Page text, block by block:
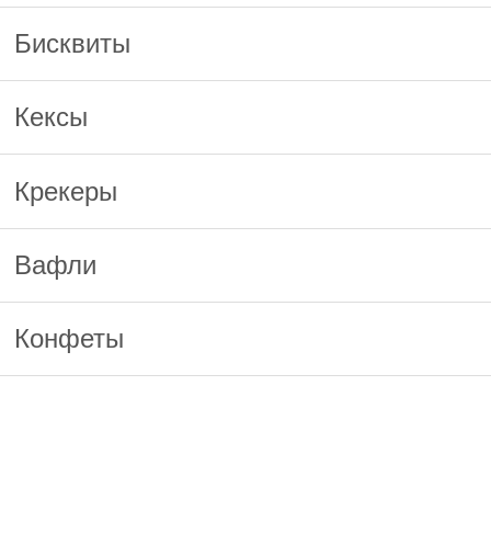
Бисквиты
Кексы
Крекеры
Вафли
Конфеты